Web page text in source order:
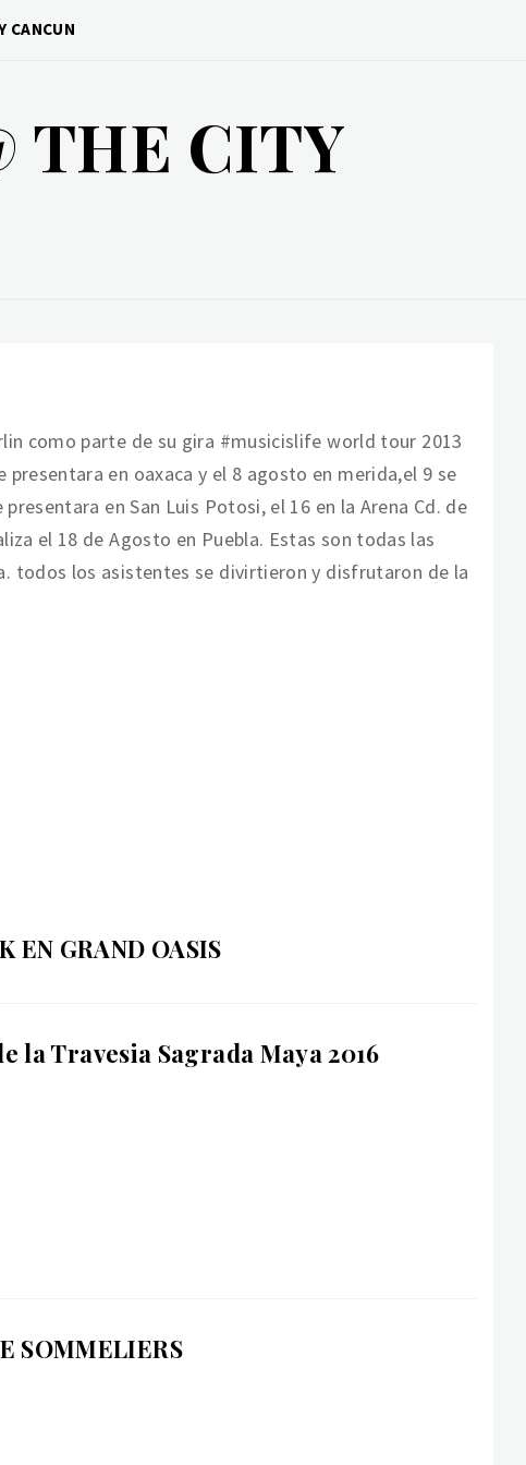
CANCUN
THE CITY
como parte de su gira #musicislife world tour 2013
en oaxaca y el 8 agosto en merida,el 9 se
en San Luis Potosi, el 16 en la Arena Cd. de
el 18 de Agosto en Puebla. Estas son todas las
todos los asistentes se divirtieron y disfrutaron de la
EN GRAND OASIS
la Travesia Sagrada Maya 2016
SOMMELIERS